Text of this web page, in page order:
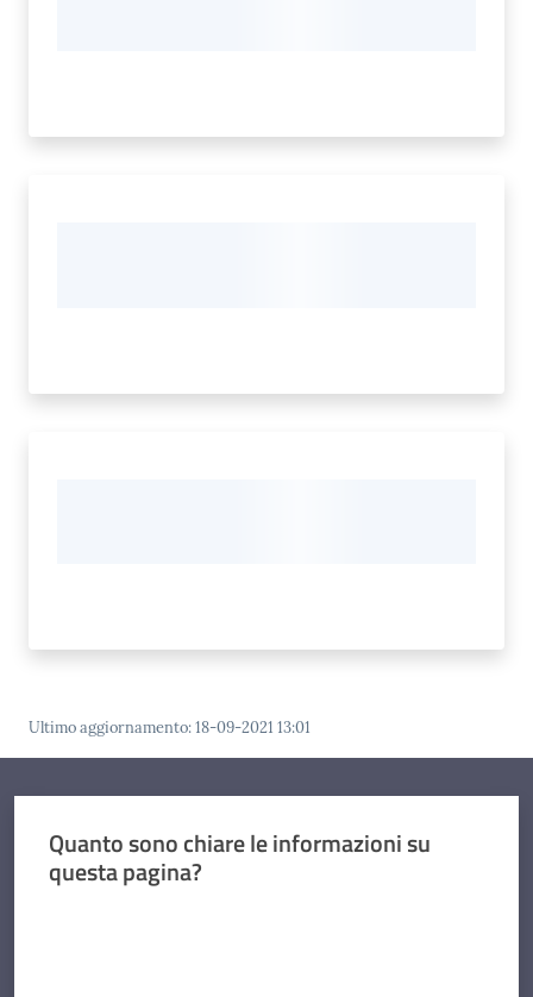
Ultimo aggiornamento:18-09-2021 13:01
Quanto sono chiare le informazioni su
questa pagina?